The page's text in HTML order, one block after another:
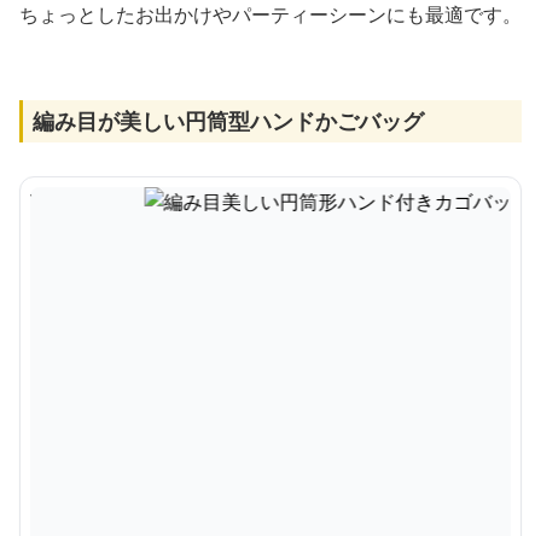
ちょっとしたお出かけやパーティーシーンにも最適です。
編み目が美しい円筒型ハンドかごバッグ